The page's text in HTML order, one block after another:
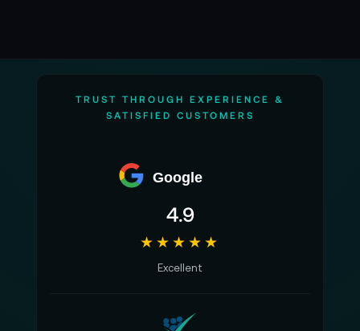
TRUST THROUGH EXPERIENCE &
SATISFIED CUSTOMERS
Google
4.9
★★★★★
Excellent